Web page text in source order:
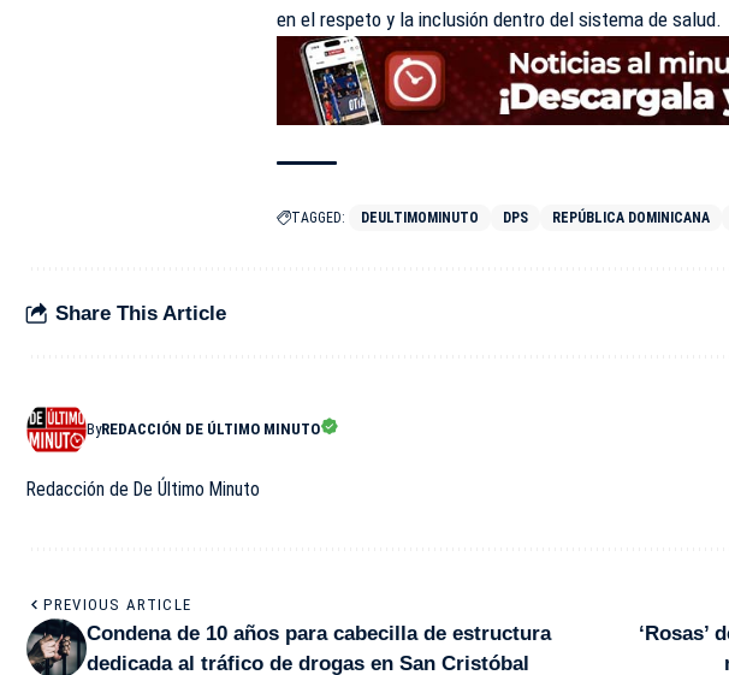
en el respeto y la inclusión dentro del sistema de salud.
TAGGED: DEULTIMOMINUTO DPS REPÚBLICA DOMINICANA
Share This Article
ByREDACCIÓN DE ÚLTIMO MINUTO
Redacción de De Último Minuto
PREVIOUS ARTICLE
Condena de 10 años para cabecilla de estructura
dedicada al tráfico de drogas en San Cristóbal
‘Rosas’